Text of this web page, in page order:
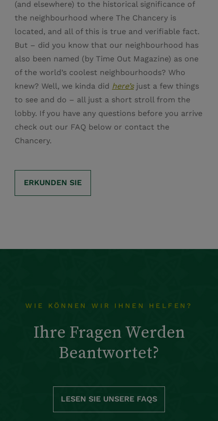
(and elsewhere) to the historical significance of
the neighbourhood where The Chancery is
located, and all of this is true and verifiable fact.
But – did you know that our neighbourhood has
also been named (by Time Out Magazine) as one
of the world’s coolest neighbourhoods? Who
knew? Well, we kinda did here’sjust a few things
to see and do – all just a short stroll from the
lobby. If you have any questions before you arrive
check out our FAQ below or contact the
Chancery.
ERKUNDEN SIE
WIE KÖNNEN WIR IHNEN HELFEN?
Ihre Fragen Werden
Beantwortet?
LESEN SIE UNSERE FAQS